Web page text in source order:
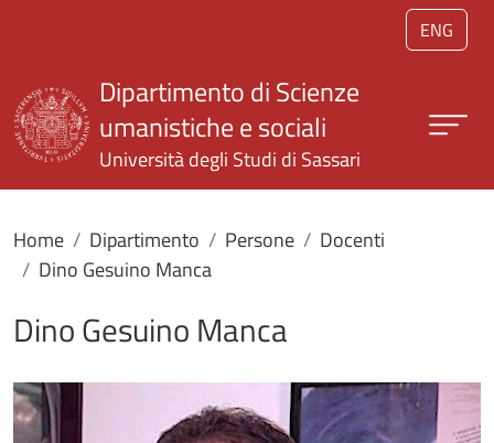
Salta al contenuto principale
ENG
Dipartimento di Scienze
umanistiche e sociali
Università degli Studi di Sassari
Home Dipartimento Persone
Docenti
Dino Gesuino Manca
Dino Gesuino Manca